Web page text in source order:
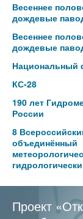
Весеннее
дождевые
Весеннее
дождевые
Национальный
КС-28
190 лет
России
8
объединённый
Проект